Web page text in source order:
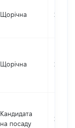
Щорічна 2022
Щорічна 2021
Кандидата
на посаду
2019